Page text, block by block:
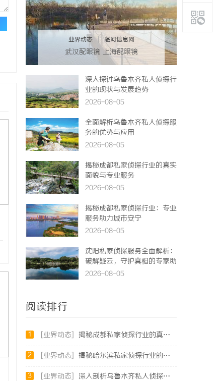
业界动态 | 湛河信息网
武汉配眼镜 上海配眼镜
深入探讨乌鲁木齐私人侦探行
业的现状与发展趋势
2026-08-05
全面解析乌鲁木齐私人侦探服
务的优势与应用
2026-08-05
揭秘成都私家侦探行业的真实
面貌与专业服务
2026-08-05
揭秘成都私家侦探行业：专业
服务助力城市安宁
2026-08-05
沈阳私家侦探服务全面解析：
破解疑云，守护真相的专家助
力
2026-08-05
阅读排行
1 [业界动态] 揭秘成都私家侦探行业的真实面貌与专业服务
2 [业界动态] 揭秘哈尔滨私家侦探行业的现状与发展趋势
3 [业界动态] 深入剖析乌鲁木齐私人侦探行业的发展与应用现状